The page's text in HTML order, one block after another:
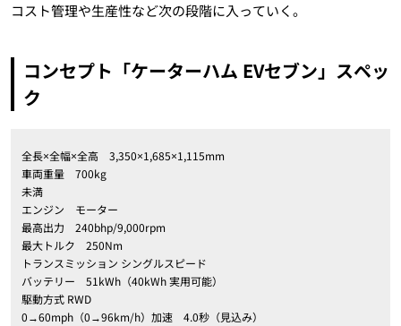
コスト管理や生産性など次の段階に入っていく。
コンセプト「ケーターハム EVセブン」スペッ
ク
全長×全幅×全高 3,350×1,685×1,115mm
車両重量 700kg
未満
エンジン モーター
最高出力 240bhp/9,000rpm
最大トルク 250Nm
トランスミッション シングルスピード
バッテリー 51kWh（40kWh 実用可能）
駆動方式 RWD
0→60mph（0→96km/h）加速 4.0秒（見込み）